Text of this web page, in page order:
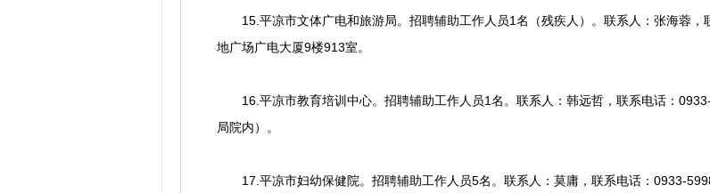
15.平凉市文体广电和旅游局。招聘辅助工作人员1名（残疾人）。联系人：张海蓉，
地广场广电大厦9楼913室。
16.平凉市教育培训中心。招聘辅助工作人员1名。联系人：韩远哲，联系电话：
局院内）。
17.平凉市妇幼保健院。招聘辅助工作人员5名。联系人：莫庸，联系电话：0933-